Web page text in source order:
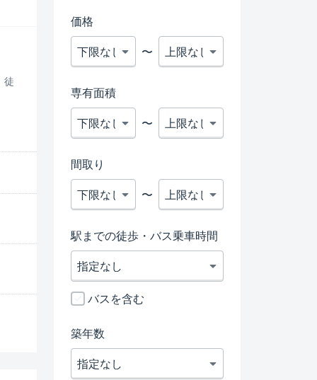
徒
価格
〜
専有面積
〜
間取り
〜
駅までの徒歩・バス乗車時間
バスを含む
築年数